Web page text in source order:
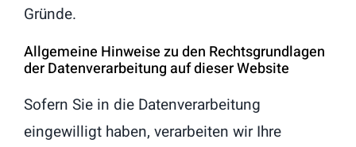
Gründe.
Allgemeine Hinweise zu den Rechtsgrundlagen
der Datenverarbeitung auf dieser Website
Sofern Sie in die Datenverarbeitung
eingewilligt haben, verarbeiten wir Ihre